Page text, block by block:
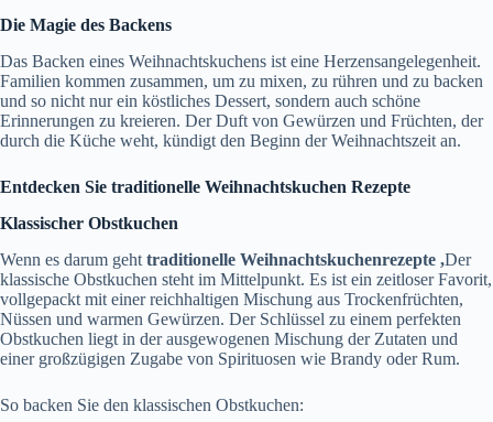
Die Magie des Backens
Das Backen eines Weihnachtskuchens ist eine Herzensangelegenheit.
Familien kommen zusammen, um zu mixen, zu rühren und zu backen
und so nicht nur ein köstliches Dessert, sondern auch schöne
Erinnerungen zu kreieren. Der Duft von Gewürzen und Früchten, der
durch die Küche weht, kündigt den Beginn der Weihnachtszeit an.
Entdecken Sie traditionelle Weihnachtskuchen Rezepte
Klassischer Obstkuchen
Wenn es darum geht traditionelle Weihnachtskuchenrezepte ,Der
klassische Obstkuchen steht im Mittelpunkt. Es ist ein zeitloser Favorit,
vollgepackt mit einer reichhaltigen Mischung aus Trockenfrüchten,
Nüssen und warmen Gewürzen. Der Schlüssel zu einem perfekten
Obstkuchen liegt in der ausgewogenen Mischung der Zutaten und
einer großzügigen Zugabe von Spirituosen wie Brandy oder Rum.
So backen Sie den klassischen Obstkuchen: